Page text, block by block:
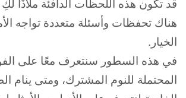
قد تكون هذه اللحظات الدافئة ملاذًا
هناك تحفظات وأسئلة متعددة تواجه
الخيار.
في هذه السطور سنتعرف معًا على
المحتملة للنوم المشترك، ومتى ينام